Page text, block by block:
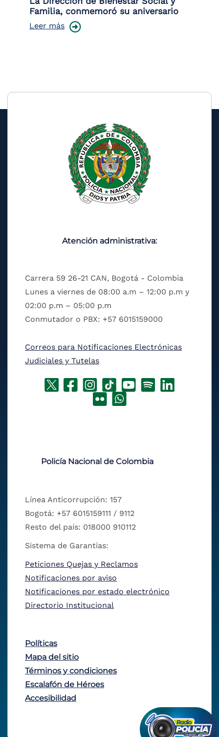
Familia, conmemoró su aniversario
Leer más
Atención administrativa:
Carrera 59 26-21 CAN, Bogotá - Colombia
Lunes a viernes de 08:00 a.m – 12:00 p.m y
02:00 p.m – 05:00 p.m
Conmutador o PBX: +57 6015159000
Correos para Notificaciones Electrónicas
Judiciales y Tutelas
Policía Nacional de Colombia
Línea Anticorrupción: 157
Bogotá: +57 6015159111 / 9112
Resto del país: 018000 910112
Sistema de Garantías:
Peticiones Quejas y Reclamos
Notificaciones por aviso
Notificaciones por estado electrónico
Directorio Institucional
Políticas
Mapa del sitio
Términos y condiciones
Escalafón de Héroes
Accesibilidad